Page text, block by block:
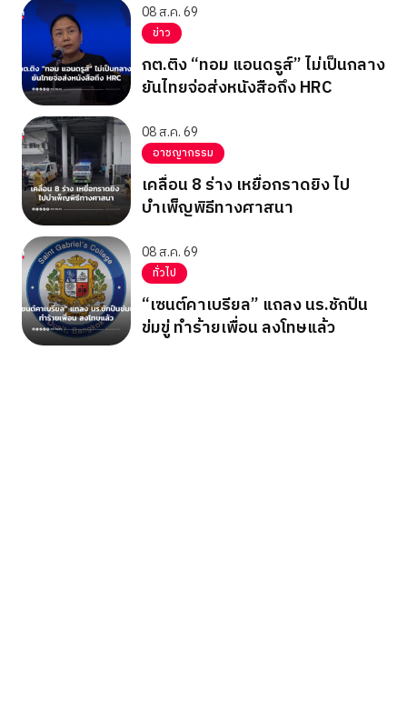
08 ส.ค. 69
ข่าว
กต.ติง “ทอม แอนดรูส์” ไม่เป็นกลาง
ยันไทยจ่อส่งหนังสือถึง HRC
08 ส.ค. 69
อาชญากรรม
เคลื่อน 8 ร่าง เหยื่อกราดยิง ไป
บำเพ็ญพิธีทางศาสนา
08 ส.ค. 69
ทั่วไป
“เซนต์คาเบรียล” แถลง นร.ชักปืน
ข่มขู่ ทำร้ายเพื่อน ลงโทษแล้ว